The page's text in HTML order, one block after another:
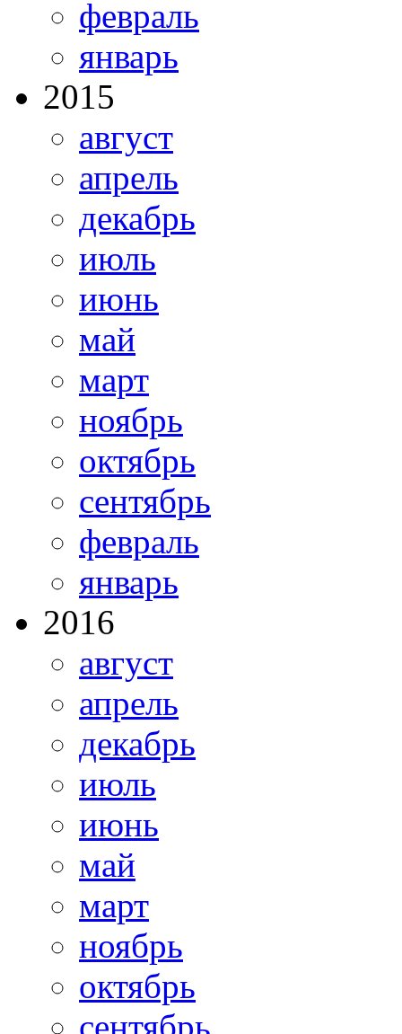
февраль
январь
2015
август
апрель
декабрь
июль
июнь
май
март
ноябрь
октябрь
сентябрь
февраль
январь
2016
август
апрель
декабрь
июль
июнь
май
март
ноябрь
октябрь